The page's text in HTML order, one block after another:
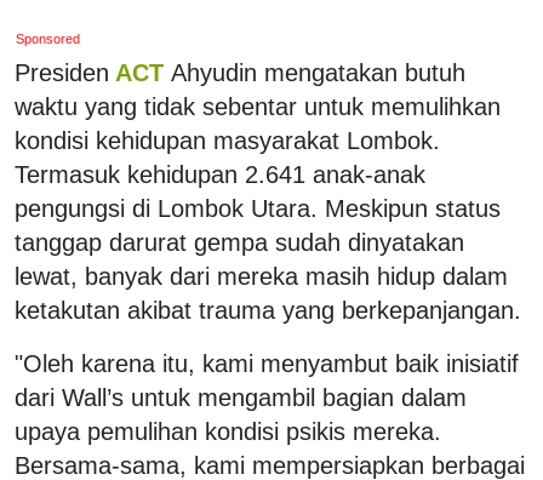
Sponsored
Presiden ACT Ahyudin mengatakan butuh
waktu yang tidak sebentar untuk memulihkan
kondisi kehidupan masyarakat Lombok.
Termasuk kehidupan 2.641 anak-anak
pengungsi di Lombok Utara. Meskipun status
tanggap darurat gempa sudah dinyatakan
lewat, banyak dari mereka masih hidup dalam
ketakutan akibat trauma yang berkepanjangan.
"Oleh karena itu, kami menyambut baik inisiatif
dari Wall’s untuk mengambil bagian dalam
upaya pemulihan kondisi psikis mereka.
Bersama-sama, kami mempersiapkan berbagai